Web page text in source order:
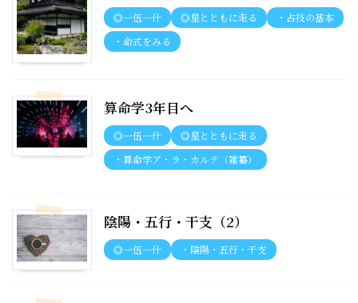
◎一伍一什 ◎星とともに走る
・占技の基本
・命式をみる
算命学3年目へ
◎一伍一什
◎星とともに走る
・算命学ア・ラ・カルテ（雑纂）
陰陽・五行・干支（2）
◎一伍一什 ・陰陽・五行・干支